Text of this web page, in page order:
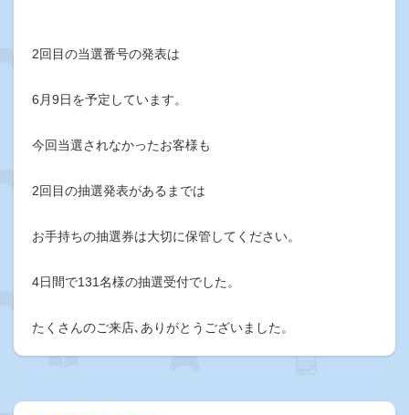
2回目の当選番号の発表は
6月9日を予定しています。
今回当選されなかったお客様も
2回目の抽選発表があるまでは
お手持ちの抽選券は大切に保管してください。
4日間で131名様の抽選受付でした。
たくさんのご来店､ありがとうございました。